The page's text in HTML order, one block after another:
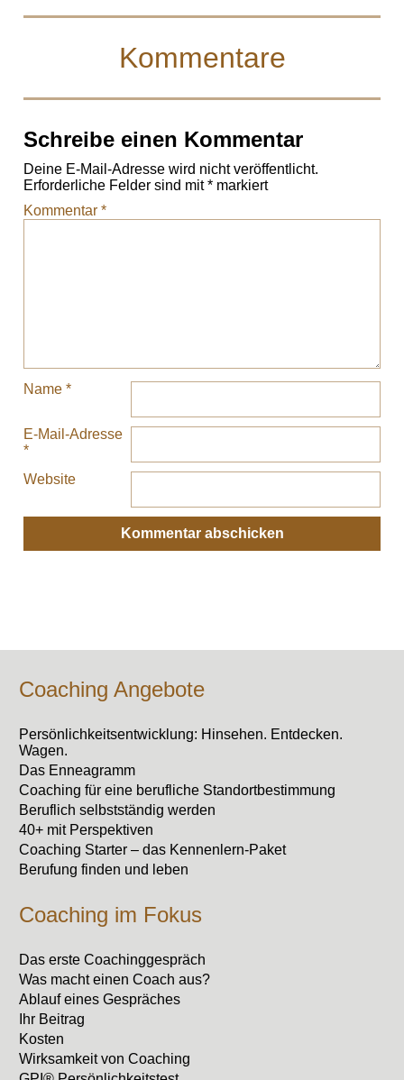
Kommentare
Schreibe einen Kommentar
Deine E-Mail-Adresse wird nicht veröffentlicht.
Erforderliche Felder sind mit* markiert
Kommentar*
Name*
E-Mail-Adresse
*
Website
Coaching Angebote
Persönlichkeitsentwicklung: Hinsehen. Entdecken.
Wagen.
Das Enneagramm
Coaching für eine berufliche Standortbestimmung
Beruflich selbstständig werden
40+ mit Perspektiven
Coaching Starter – das Kennenlern-Paket
Berufung finden und leben
Coaching im Fokus
Das erste Coachinggespräch
Was macht einen Coach aus?
Ablauf eines Gespräches
Ihr Beitrag
Kosten
Wirksamkeit von Coaching